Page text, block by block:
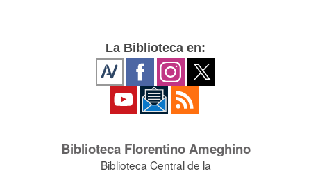
La Biblioteca en:
Biblioteca Florentino Ameghino
Biblioteca Central de la